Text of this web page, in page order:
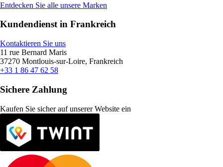
Entdecken Sie alle unsere Marken
Kundendienst in Frankreich
Kontaktieren Sie uns
11 rue Bernard Maris
37270 Montlouis-sur-Loire, Frankreich
+33 1 86 47 62 58
Sichere Zahlung
Kaufen Sie sicher auf unserer Website ein